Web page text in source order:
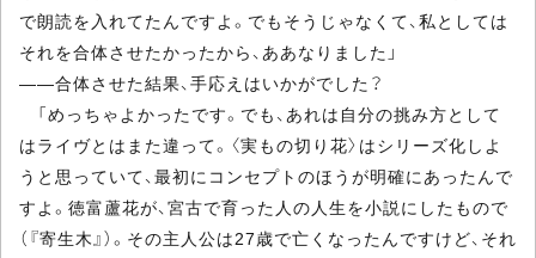
で朗読を入れてたんですよ。でもそうじゃなくて、私としては
それを合体させたかったから、ああなりました」
――合体させた結果、手応えはいかがでした？
「めっちゃよかったです。でも、あれは自分の挑み方として
はライヴとはまた違って。〈実もの切り花〉はシリーズ化しよ
うと思っていて、最初にコンセプトのほうが明確にあったんで
すよ。徳富蘆花が、宮古で育った人の人生を小説にしたもので
（『寄生木』）。その主人公は27歳で亡くなったんですけど、それ